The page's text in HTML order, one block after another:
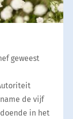
geweest
de vijf
in het